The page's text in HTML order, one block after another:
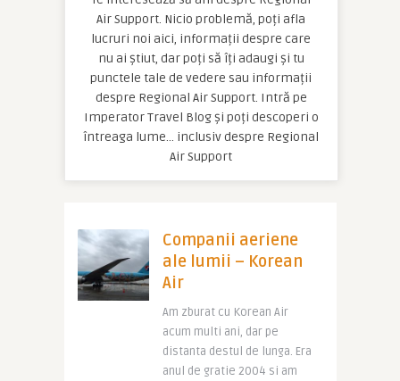
Air Support. Nicio problemă, poți afla
lucruri noi aici, informații despre care
nu ai știut, dar poți să îți adaugi și tu
punctele tale de vedere sau informații
despre Regional Air Support. Intră pe
Imperator Travel Blog și poți descoperi o
întreaga lume… inclusiv despre Regional
Air Support
Companii aeriene
ale lumii – Korean
Air
Am zburat cu Korean Air
acum multi ani, dar pe
distanta destul de lunga. Era
anul de gratie 2004 si am